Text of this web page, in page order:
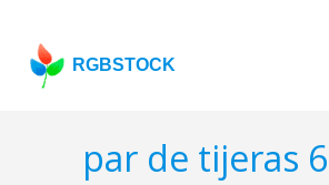
RGBSTOCK
par de tijeras 6